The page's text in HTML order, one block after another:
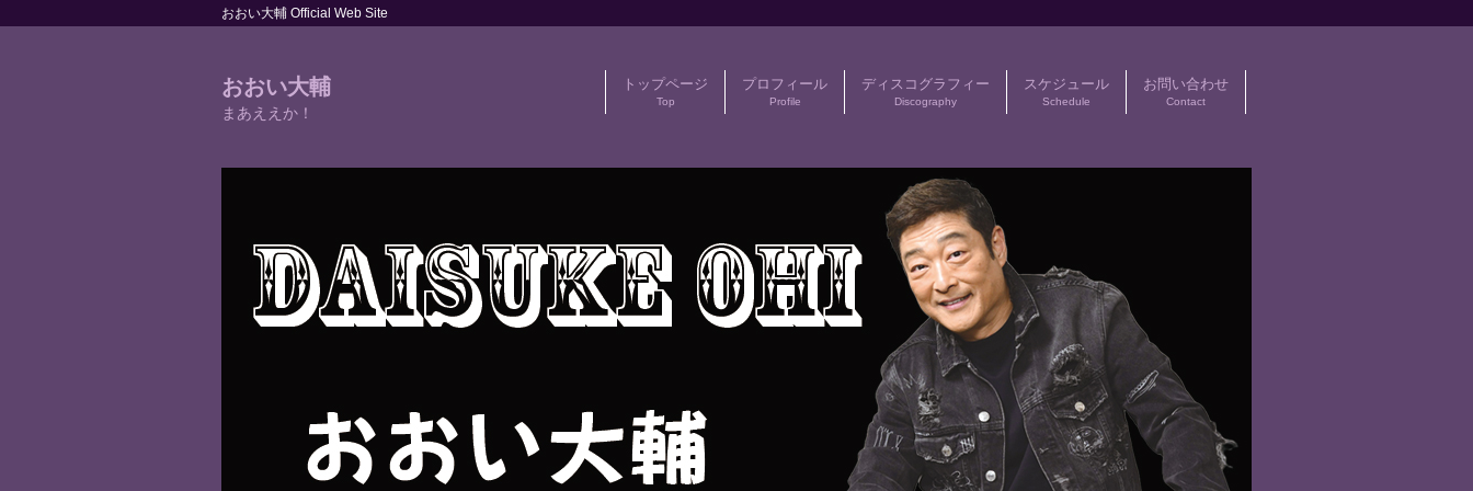
おおい大輔 Official Web Site
おおい大輔
まあええか！
トップページ
Top
プロフィール
Profile
ディスコグラフィー
Discography
スケジュール
Schedule
お問い合わせ
Contact